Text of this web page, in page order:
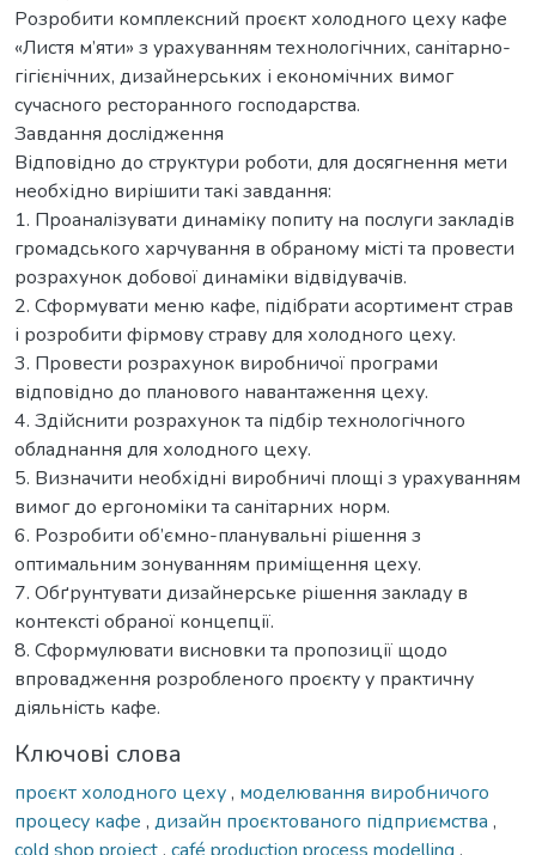
Розробити комплексний проєкт холодного цеху кафе
«Листя м’яти» з урахуванням технологічних, санітарно-
гігієнічних, дизайнерських і економічних вимог
сучасного ресторанного господарства.
Завдання дослідження
Відповідно до структури роботи, для досягнення мети
необхідно вирішити такі завдання:
1. Проаналізувати динаміку попиту на послуги закладів
громадського харчування в обраному місті та провести
розрахунок добової динаміки відвідувачів.
2. Сформувати меню кафе, підібрати асортимент страв
і розробити фірмову страву для холодного цеху.
3. Провести розрахунок виробничої програми
відповідно до планового навантаження цеху.
4. Здійснити розрахунок та підбір технологічного
обладнання для холодного цеху.
5. Визначити необхідні виробничі площі з урахуванням
вимог до ергономіки та санітарних норм.
6. Розробити об’ємно-планувальні рішення з
оптимальним зонуванням приміщення цеху.
7. Обґрунтувати дизайнерське рішення закладу в
контексті обраної концепції.
8. Сформулювати висновки та пропозиції щодо
впровадження розробленого проєкту у практичну
діяльність кафе.
Ключові слова
проєкт холодного цеху, моделювання виробничого
процесу кафе , дизайн проєктованого підприємства ,